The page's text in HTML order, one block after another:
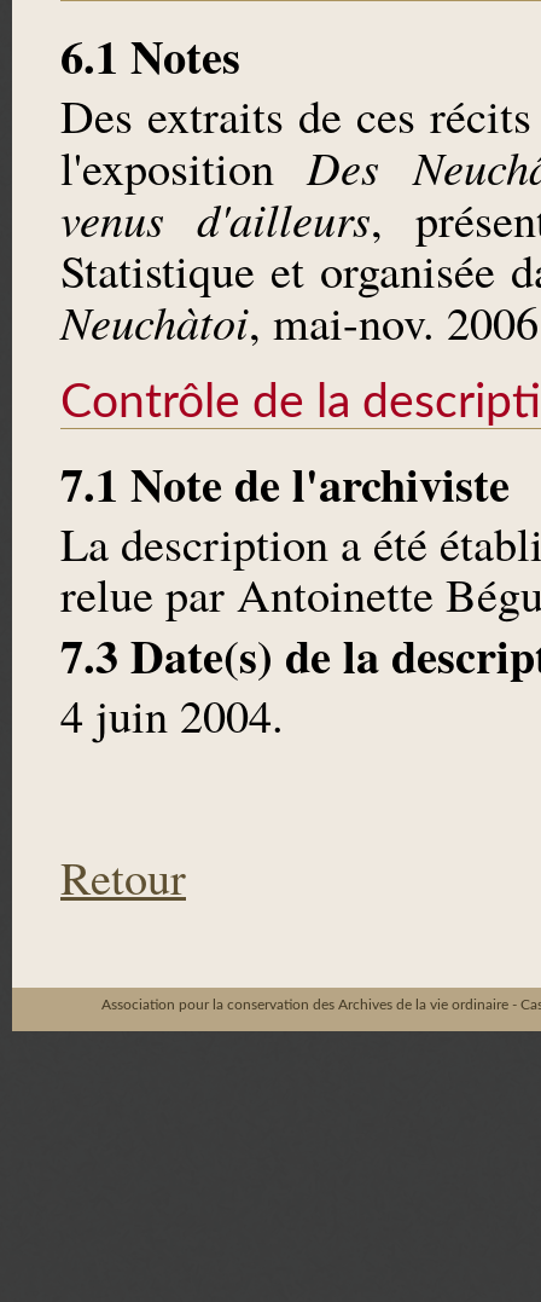
6.1 Notes
Des extraits de ces
l'expositionDes
venus d'ailleurs,
Statistique et organisée
Neuchàtoi, mai-nov. 2006
Contrôle de la
7.1 Note de l'archiviste
La description a été
relue par Antoinette
7.3 Date(s) de la
4 juin 2004.
Retour
Association pour la conservation des Archives de la vie ordinaire -